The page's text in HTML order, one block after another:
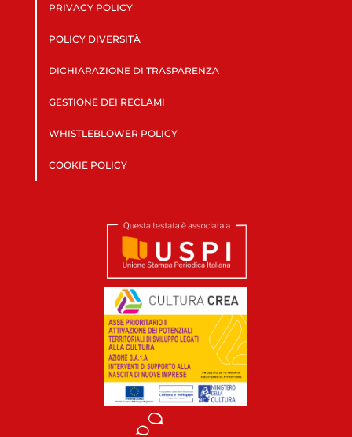
PRIVACY POLICY
POLICY DIVERSITÀ
DICHIARAZIONE DI TRASPARENZA
GESTIONE DEI RECLAMI
WHISTLEBLOWER POLICY
COOKIE POLICY